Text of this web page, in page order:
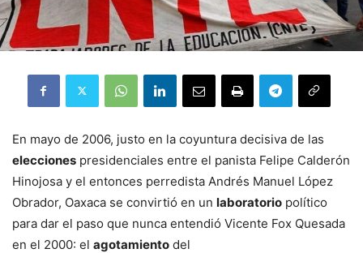
En mayo de 2006, justo en la coyuntura decisiva de las
elecciones presidenciales entre el panista Felipe Calderón
Hinojosa y el entonces perredista Andrés Manuel López
Obrador, Oaxaca se convirtió en un laboratorio político
para dar el paso que nunca entendió Vicente Fox Quesada
en el 2000: el agotamiento del